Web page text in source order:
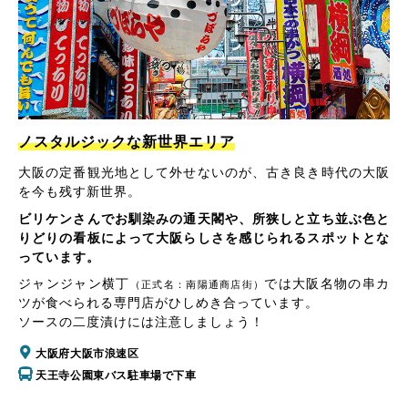
ノスタルジックな新世界エリア
大阪の定番観光地として外せないのが、古き良き時代の大阪
を今も残す新世界。
ビリケンさんでお馴染みの通天閣や、所狭しと立ち並ぶ色と
りどりの看板によって大阪らしさを感じられるスポットとな
っています。
ジャンジャン横丁
（正式名：南陽通商店街） では大阪名物の串カ
ツが食べられる専門店がひしめき合っています。
ソースの二度漬けには注意しましょう！
大阪府大阪市浪速区
天王寺公園東バス駐車場で下車